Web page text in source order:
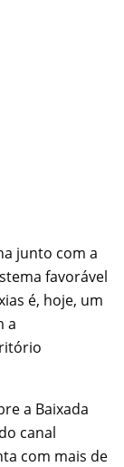
junto com a
favorável
é, hoje, um
a
a Baixada
canal
com mais de